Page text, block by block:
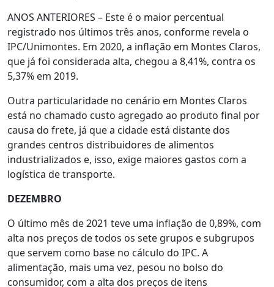
ANOS ANTERIORES – Este é o maior percentual
registrado nos últimos três anos, conforme revela o
IPC/Unimontes. Em 2020, a inflação em Montes Claros,
que já foi considerada alta, chegou a 8,41%, contra os
5,37% em 2019.
Outra particularidade no cenário em Montes Claros
está no chamado custo agregado ao produto final por
causa do frete, já que a cidade está distante dos
grandes centros distribuidores de alimentos
industrializados e, isso, exige maiores gastos com a
logística de transporte.
DEZEMBRO
O último mês de 2021 teve uma inflação de 0,89%, com
alta nos preços de todos os sete grupos e subgrupos
que servem como base no cálculo do IPC. A
alimentação, mais uma vez, pesou no bolso do
consumidor, com a alta dos preços de itens